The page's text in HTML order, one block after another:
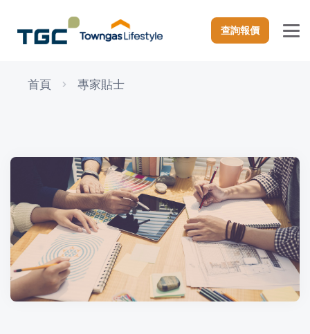
查詢報價
首頁 專家貼士